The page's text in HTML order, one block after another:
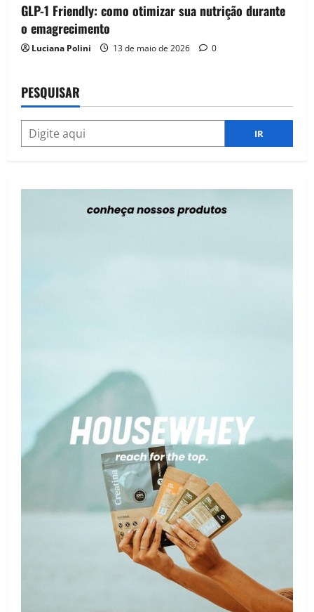
GLP-1 Friendly: como otimizar sua nutrição durante
o emagrecimento
Luciana Polini 13 de maio de 2026 0
PESQUISAR
IR